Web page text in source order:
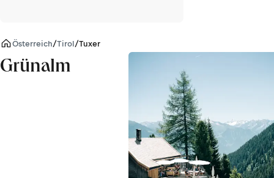
Österreich/Tirol/Tuxer Alpen
Grünalm